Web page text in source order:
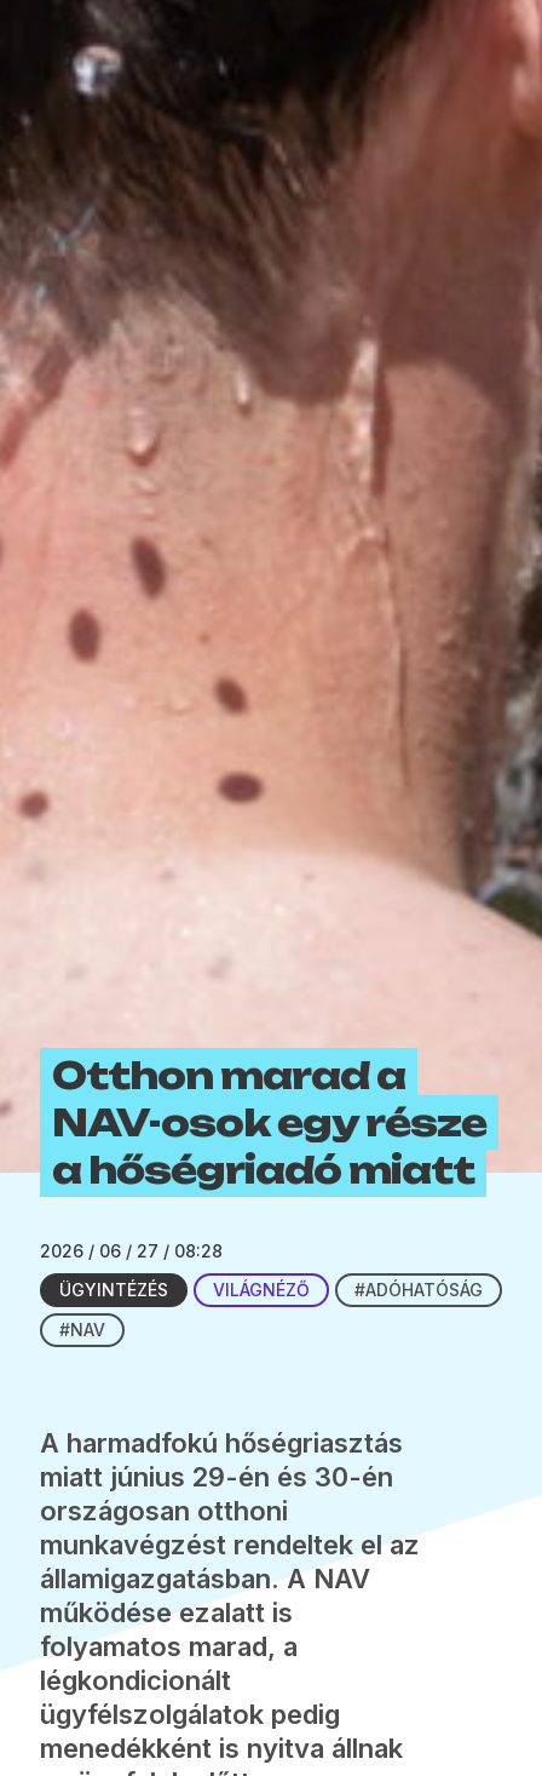
Otthon marad a
NAV-osok egy része
a hőségriadó miatt
2026 / 06 / 27 / 08:28
ÜGYINTÉZÉS
VILÁGNÉZŐ
#ADÓHATÓSÁG
#NAV
A harmadfokú hőségriasztás
miatt június 29-én és 30-én
országosan otthoni
munkavégzést rendeltek el az
államigazgatásban. A NAV
működése ezalatt is
folyamatos marad, a
légkondicionált
ügyfélszolgálatok pedig
menedékként is nyitva állnak